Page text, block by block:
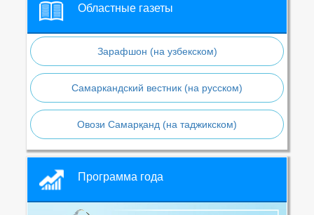
Областные газеты
Зарафшон (на узбекском)
Самаркандский вестник (на русском)
Овози Самарқанд (на таджикском)
Программа года